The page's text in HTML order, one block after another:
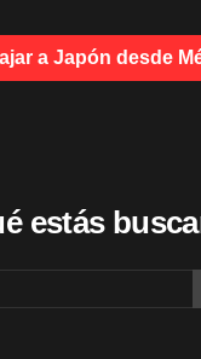
a Japón desde
estás